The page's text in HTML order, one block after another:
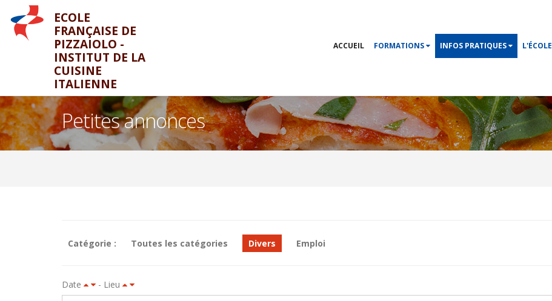
ECOLE
FRANÇAISE DE
PIZZAIOLO -
INSTITUT DE LA
CUISINE
ITALIENNE
ACCUEIL FORMATIONS INFOS PRATIQUES L'ÉCOLE
Petites annonces
Catégorie : Toutes les catégories Divers Emploi
Date - Lieu